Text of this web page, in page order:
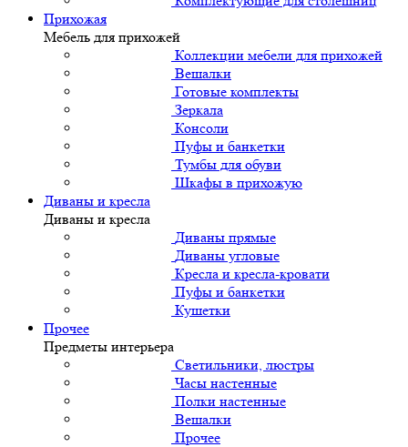
Прихожая
Мебель для прихожей
Коллекции мебели для прихожей
Вешалки
Готовые комплекты
Зеркала
Консоли
Пуфы и банкетки
Тумбы для обуви
Шкафы в прихожую
Диваны и кресла
Диваны и кресла
Диваны прямые
Диваны угловые
Кресла и кресла-кровати
Пуфы и банкетки
Кушетки
Прочее
Предметы интерьера
Светильники, люстры
Часы настенные
Полки настенные
Вешалки
Прочее